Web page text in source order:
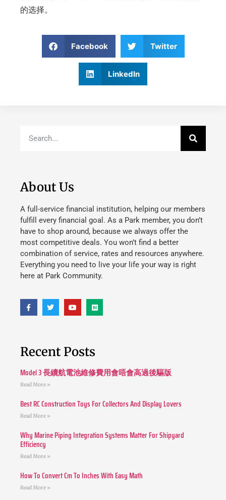
的选择。
Facebook Twitter
LinkedIn
About Us
A full-service financial institution, helping our members
fulfill every financial goal. As a Park member, you don’t
have to shop around, because we always offer the
most competitive deals. You won’t find a better
combination of service, rates and resources anywhere.
Everything you need to live your life your way is right
here at Park Community.
Recent Posts
Model 3 長續航電池維修費用會唔會高過後驅版
Read More »
Best RC Construction Toys For Collectors And Display Lovers
Read More »
Why Marine Piping Integration Systems Matter For Shipyard
Efficiency
Read More »
How To Convert Cm To Inches With Easy Math
Read More »